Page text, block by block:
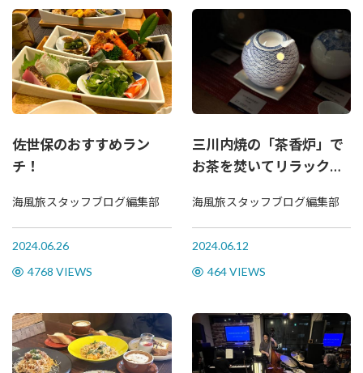
佐世保のおすすめラン
チ！
海風旅スタッフブログ編集部
2024.06.26
4768 VIEWS
三川内焼の「茶香炉」で
お茶を焚いてリラックス
海風旅スタッフブログ編集部
2024.06.12
464 VIEWS